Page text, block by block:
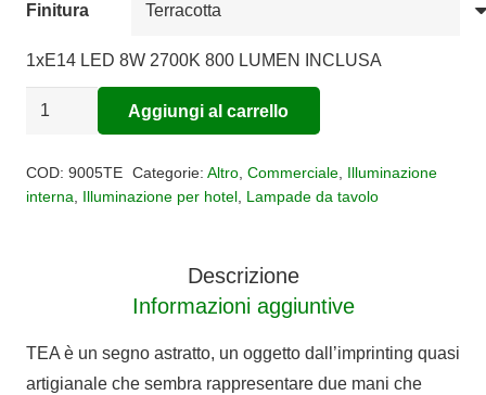
Finitura
1xE14 LED 8W 2700K 800 LUMEN INCLUSA
Lampada
TEA
Aggiungi al carrello
COD: 9005TE Categorie: Altro, Commerciale, Illuminazione
interna, Illuminazione per hotel, Lampade da tavolo
Descrizione
Informazioni aggiuntive
TEA è un segno astratto, un oggetto dall’imprinting quasi
artigianale che sembra rappresentare due mani che